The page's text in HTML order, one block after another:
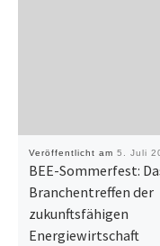
Veröffentlicht am 5. Juli
BEE-Sommerfest:
Branchentreffen der
zukunftsfähigen
Energiewirtschaft